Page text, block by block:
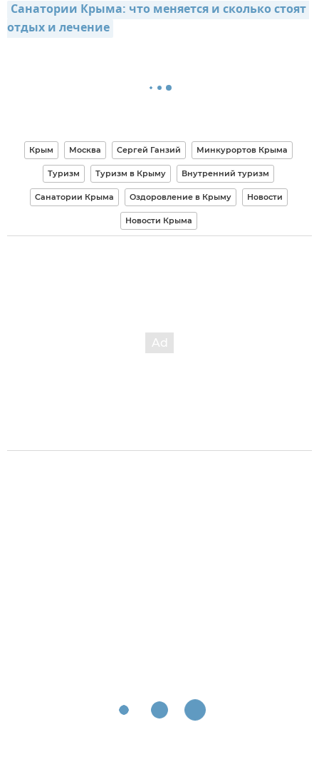
Санатории Крыма: что меняется и сколько стоят
отдых и лечение
Крым Москва Сергей Ганзий Минкурортов Крыма
Туризм Туризм в Крыму Внутренний туризм
Санатории Крыма Оздоровление в Крыму Новости
Новости Крыма